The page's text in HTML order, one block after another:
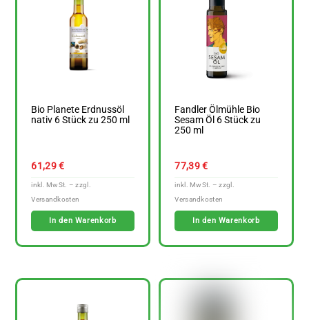
Bio Planete Erdnussöl
nativ 6 Stück zu 250 ml
61,29€
In den Warenkorb
Fandler Ölmühle Bio
Sesam Öl 6 Stück zu
250 ml
77,39€
In den Warenkorb